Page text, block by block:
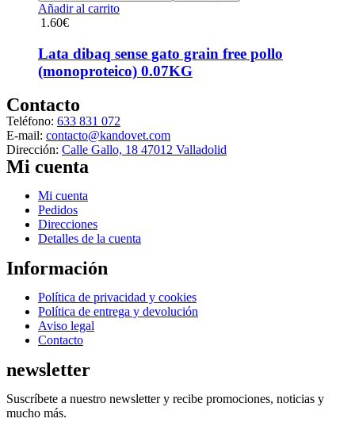
elegir
página
de
producto
Añadir al carrito
1.60€
Lata dibaq sense gato grain free pollo
(monoproteico) 0.07KG
Contacto
Teléfono: 633 831 072
E-mail: contacto@kandovet.com
Dirección: Calle Gallo, 18 47012 Valladolid
Mi cuenta
Menú
Mi cuenta
Pedidos
Direcciones
Detalles de la cuenta
Información
Menú
Política de privacidad y cookies
Política de entrega y devolución
Aviso legal
Contacto
newsletter
Suscríbete a nuestro newsletter y recibe promociones, noticias y
mucho más.